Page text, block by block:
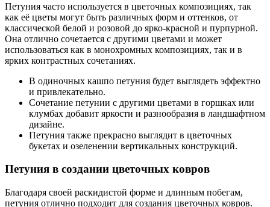
Петуния часто используется в цветочных композициях, так
как её цветы могут быть различных форм и оттенков, от
классической белой и розовой до ярко-красной и пурпурной.
Она отлично сочетается с другими цветами и может
использоваться как в монохромных композициях, так и в
ярких контрастных сочетаниях.
В одиночных кашпо петуния будет выглядеть эффектно
и привлекательно.
Сочетание петунии с другими цветами в горшках или
клумбах добавит яркости и разнообразия в ландшафтном
дизайне.
Петуния также прекрасно выглядит в цветочных
букетах и озеленении вертикальных конструкций.
Петуния в создании цветочных ковров
Благодаря своей раскидистой форме и длинным побегам,
петуния отлично подходит для создания цветочных ковров.